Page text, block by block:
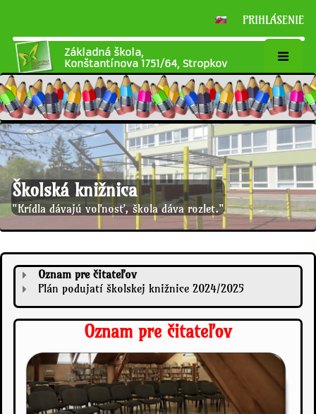
PRIHLÁSENIE
Základná škola,
Konštantínova 1751/64, Stropkov
Školská knižnica
"Krídla dávajú voľnosť, škola dáva rozlet."
Školská
knižnica
Oznam pre čitateľov
Plán podujatí školskej knižnice 2024/2025
Oznam pre čitateľov